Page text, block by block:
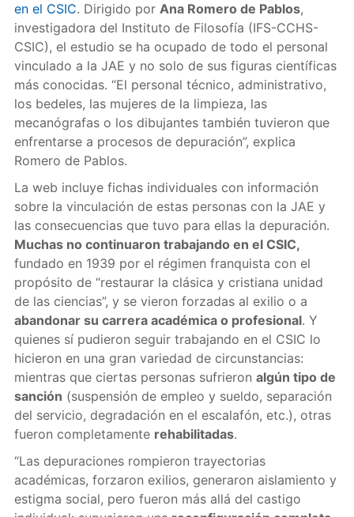
en el CSIC. Dirigido por Ana Romero de Pablos,
investigadora del Instituto de Filosofía (IFS-CCHS-
CSIC), el estudio se ha ocupado de todo el personal
vinculado a la JAE y no solo de sus figuras científicas
más conocidas. “El personal técnico, administrativo,
los bedeles, las mujeres de la limpieza, las
mecanógrafas o los dibujantes también tuvieron que
enfrentarse a procesos de depuración”, explica
Romero de Pablos.
La web incluye fichas individuales con información
sobre la vinculación de estas personas con la JAE y
las consecuencias que tuvo para ellas la depuración.
Muchas no continuaron trabajando en el CSIC,
fundado en 1939 por el régimen franquista con el
propósito de “restaurar la clásica y cristiana unidad
de las ciencias”, y se vieron forzadas al exilio o a
abandonar su carrera académica o profesional. Y
quienes sí pudieron seguir trabajando en el CSIC lo
hicieron en una gran variedad de circunstancias:
mientras que ciertas personas sufrieron algún tipo de
sanción (suspensión de empleo y sueldo, separación
del servicio, degradación en el escalafón, etc.), otras
fueron completamente rehabilitadas.
“Las depuraciones rompieron trayectorias
académicas, forzaron exilios, generaron aislamiento y
estigma social, pero fueron más allá del castigo